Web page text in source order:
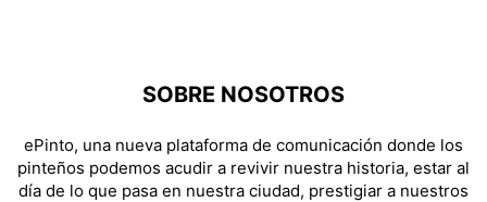
SOBRE NOSOTROS
ePinto, una nueva plataforma de comunicación donde los
pinteños podemos acudir a revivir nuestra historia, estar al
día de lo que pasa en nuestra ciudad, prestigiar a nuestros